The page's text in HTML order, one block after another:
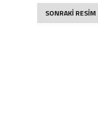
SONRAKİ RESİM